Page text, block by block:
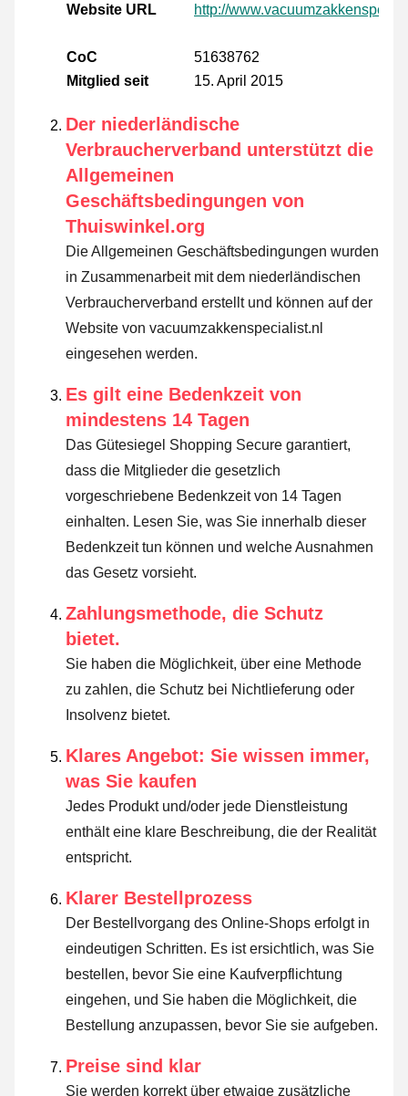
Website URL
http://
CoC
51638762
Mitglied seit
15. April 2015
Der niederländische
Verbraucherverband unterstützt die
Allgemeinen
Geschäftsbedingungen von
Thuiswinkel.org
Die Allgemeinen Geschäftsbedingungen wurden
in Zusammenarbeit mit dem niederländischen
Verbraucherverband erstellt und können auf der
Website von vacuumzakkenspecialist.nl
eingesehen werden.
Es gilt eine Bedenkzeit von
mindestens 14 Tagen
Das Gütesiegel Shopping Secure garantiert,
dass die Mitglieder die gesetzlich
vorgeschriebene Bedenkzeit von 14 Tagen
einhalten. Lesen Sie, was Sie innerhalb dieser
Bedenkzeit tun können und welche Ausnahmen
das Gesetz vorsieht.
Zahlungsmethode, die Schutz
bietet.
Sie haben die Möglichkeit, über eine Methode
zu zahlen, die Schutz bei Nichtlieferung oder
Insolvenz bietet.
Klares Angebot: Sie wissen immer,
was Sie kaufen
Jedes Produkt und/oder jede Dienstleistung
enthält eine klare Beschreibung, die der Realität
entspricht.
Klarer Bestellprozess
Der Bestellvorgang des Online-Shops erfolgt in
eindeutigen Schritten. Es ist ersichtlich, was Sie
bestellen, bevor Sie eine Kaufverpflichtung
eingehen, und Sie haben die Möglichkeit, die
Bestellung anzupassen, bevor Sie sie aufgeben.
Preise sind klar
Sie werden korrekt über etwaige zusätzliche